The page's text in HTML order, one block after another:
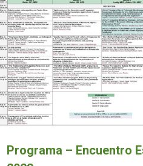
Programa – Encuentro